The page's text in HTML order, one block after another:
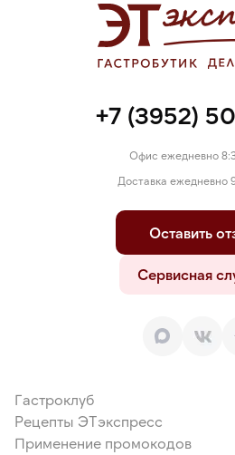
+7 (3952)
Офис ежедневно
Доставка ежедневно
Оставить
Сервисная
Гастроклуб
Рецепты ЭТэкспресс
Применение промокодов